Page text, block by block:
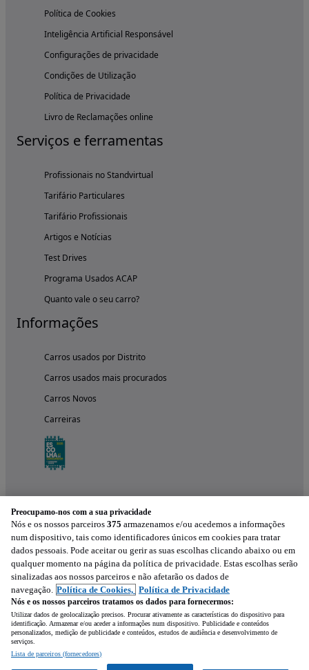
Política de Cookies
Inteligência Artificial Responsável
Configurações de privacidade
Condições de Utilização
Política de Privacidade
Livro de Reclamações online
Serviços e ferramentas
Profissionais no Standvirtual
Tarifário Particulares
Tarifário Profissionais
Artigos e Notícias
Test Drives
Programa Usados ACAP
Quanto vale o seu carro?
Informações
Carros usados por Distrito
Carros usados mais procurados
Carros Novos
Carreiras
Experimenta a aplicação
Preocupamo-nos com a sua privacidade
Nós e os nossos parceiros 375 armazenamos e/ou acedemos a informações
num dispositivo, tais como identificadores únicos em cookies para tratar
dados pessoais. Pode aceitar ou gerir as suas escolhas clicando abaixo ou em
qualquer momento na página da política de privacidade. Estas escolhas serão
sinalizadas aos nossos parceiros e não afetarão os dados de
navegação. Política de Cookies, Política de Privacidade
Nós e os nossos parceiros tratamos os dados para fornecermos:
Utilizar dados de geolocalização precisos. Procurar ativamente as características do dispositivo para
identificação. Armazenar e/ou aceder a informações num dispositivo. Publicidade e conteúdos
personalizados, medição de publicidade e conteúdos, estudos de audiência e desenvolvimento de
serviços.
Lista de parceiros (fornecedores)